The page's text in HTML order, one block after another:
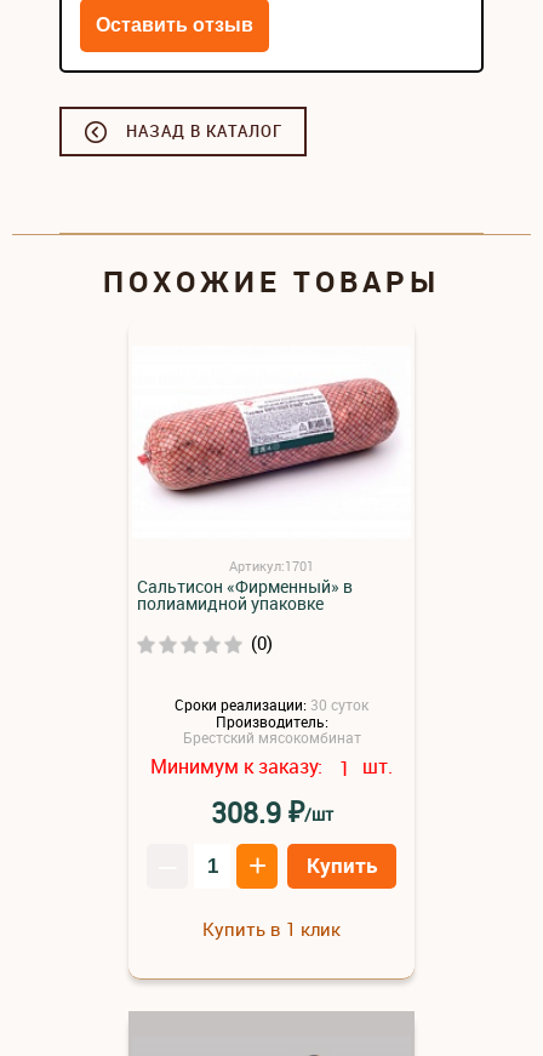
НАЗАД В КАТАЛОГ
ПОХОЖИЕ ТОВАРЫ
Артикул:1701
Сальтисон «Фирменный» в
полиамидной упаковке
(0)
Сроки реализации: 30 суток
Производитель:
Брестский мясокомбинат
Минимум к заказу: 1 шт.
308.9₽/шт
+ Купить
Купить в 1 клик